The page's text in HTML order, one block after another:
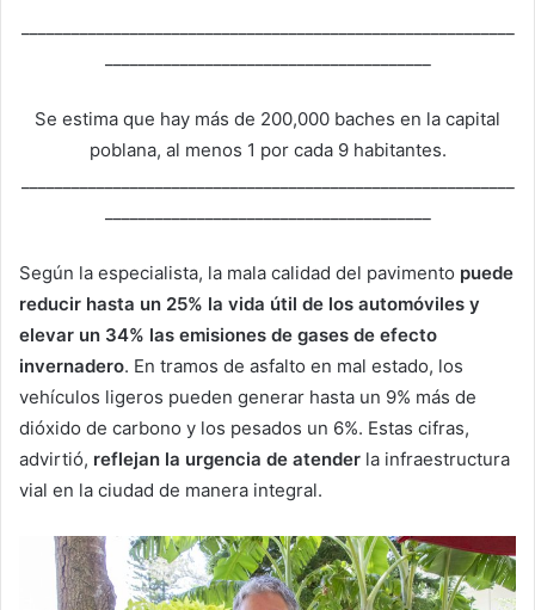
Se estima que hay más de 200,000 baches en la capital
poblana, al menos 1 por cada 9 habitantes.
Según la especialista, la mala calidad del pavimento puede
reducir hasta un 25% la vida útil de los automóviles y
elevar un 34% las emisiones de gases de efecto
invernadero. En tramos de asfalto en mal estado, los
vehículos ligeros pueden generar hasta un 9% más de
dióxido de carbono y los pesados un 6%. Estas cifras,
advirtió, reflejan la urgencia de atender la infraestructura
vial en la ciudad de manera integral.